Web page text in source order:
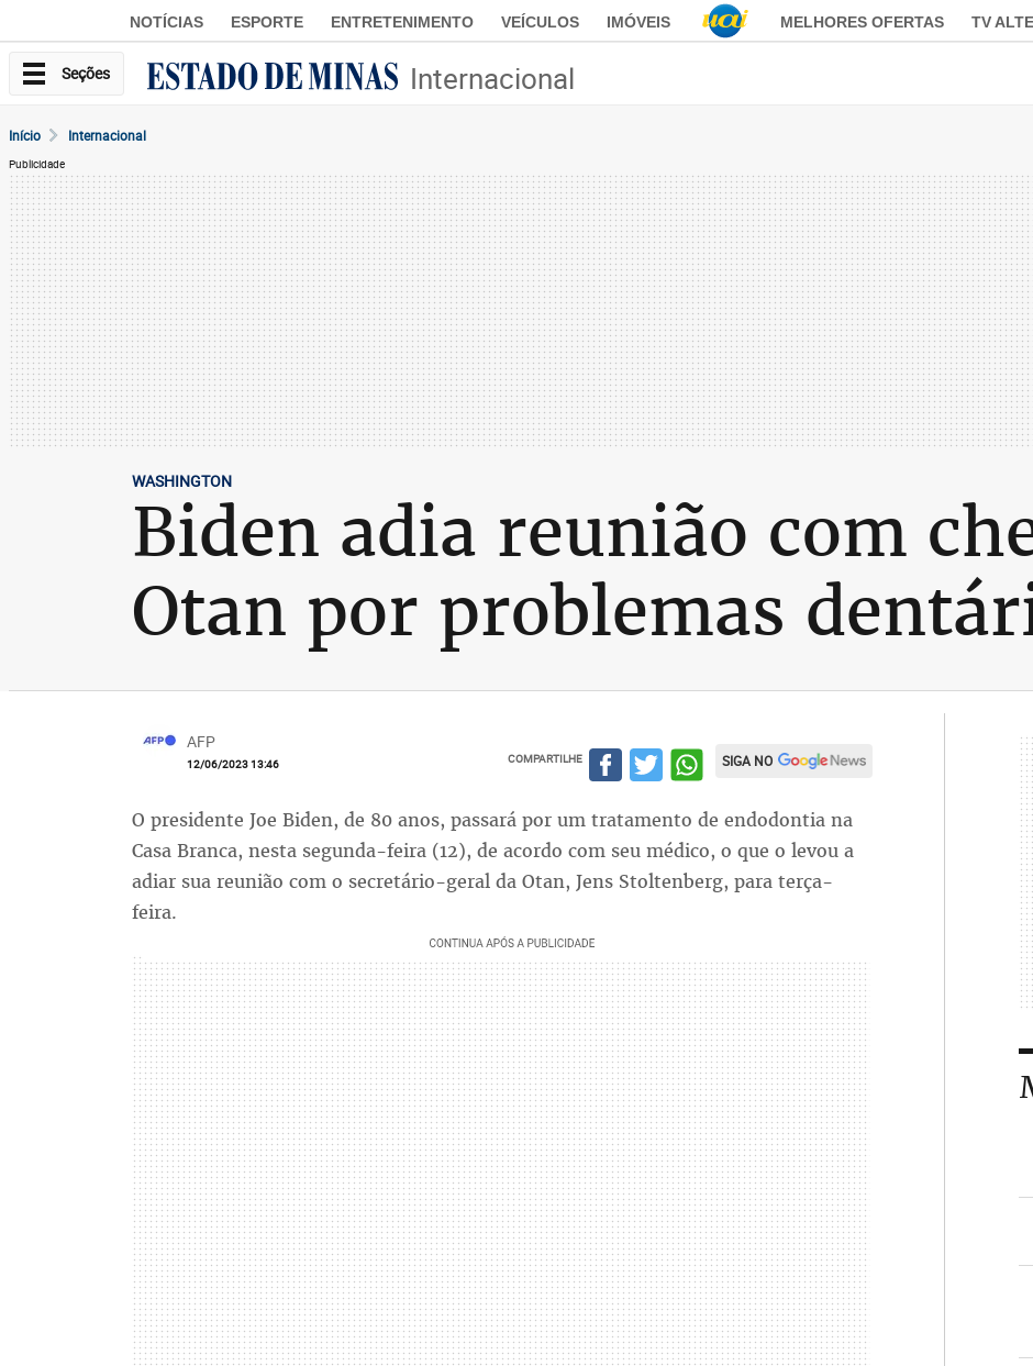
NOTÍCIAS ESPORTE ENTRETENIMENTO VEÍCULOS IMÓVEIS MELHORES OFERTAS TV
Seções Internacional
Início Internacional
Publicidade
WASHINGTON
Biden adia reunião com
Otan por problemas
AFP
12/06/2023 13:46 COMPARTILHE SIGA NO
O presidente Joe Biden, de 80 anos, passará por um tratamento de endodontia na
Casa Branca, nesta segunda-feira (12), de acordo com seu médico, o que o levou a
adiar sua reunião com o secretário-geral da Otan, Jens Stoltenberg, para terça-
feira.